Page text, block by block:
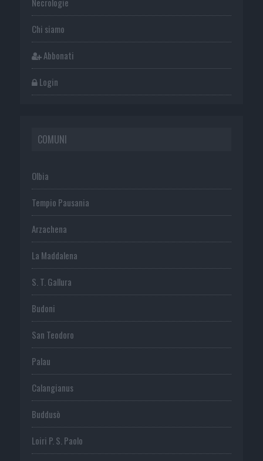
Chi siamo
Abbonati
Login
COMUNI
Olbia
Tempio Pausania
Arzachena
La Maddalena
S. T. Gallura
Budoni
San Teodoro
Palau
Calangianus
Buddusò
Loiri P. S. Paolo